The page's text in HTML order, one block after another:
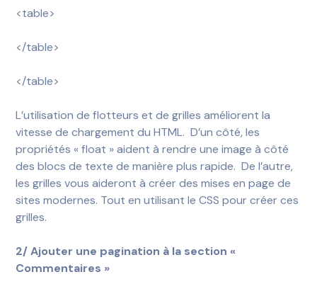
<table>
</table>
</table>
L’utilisation de flotteurs et de grilles améliorent la
vitesse de chargement du HTML.D’un côté, les
propriétés « float » aident à rendre une image à côté
des blocs de texte de manière plus rapide.De l’autre,
les grilles vous aideront à créer des mises en page de
sites modernes. Tout en utilisant le CSS pour créer ces
grilles.
2/ Ajouter une pagination à la section «
Commentaires »